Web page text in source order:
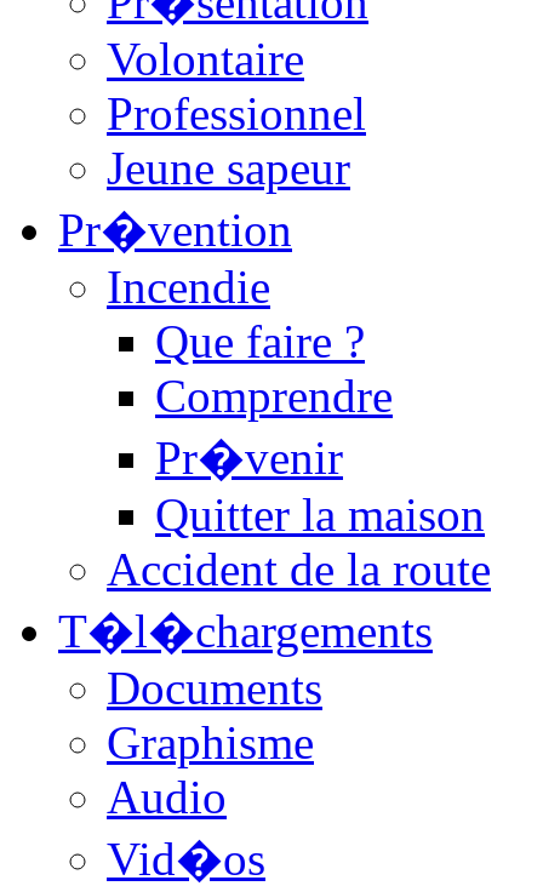
Volontaire
Professionnel
Jeune sapeur
Pr�vention
Incendie
Que faire ?
Comprendre
Pr�venir
Quitter la maison
Accident de la route
T�l�chargements
Documents
Graphisme
Audio
Vid�os